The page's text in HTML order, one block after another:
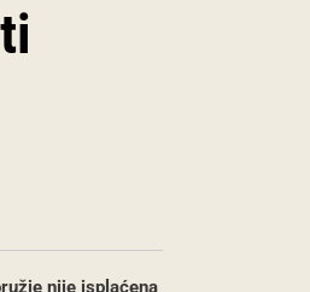
nije isplaćena